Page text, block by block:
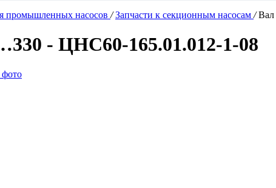
промышленных насосов / Запчасти к секционным насосам / Вал
- ЦНС60-165.01.012-1-08